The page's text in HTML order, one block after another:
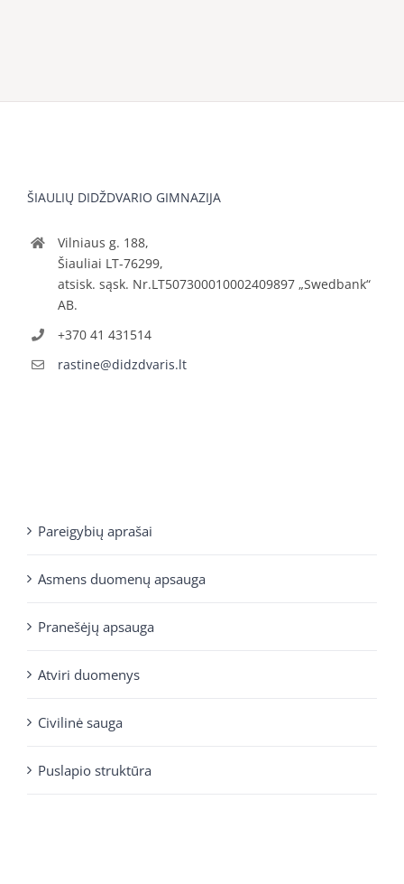
ŠIAULIŲ DIDŽDVARIO GIMNAZIJA
Vilniaus g. 188,
Šiauliai LT-76299,
atsisk. sąsk. Nr.LT507300010002409897 „Swedbank“
AB.
+370 41 431514
rastine@didzdvaris.lt
Pareigybių aprašai
Asmens duomenų apsauga
Pranešėjų apsauga
Atviri duomenys
Civilinė sauga
Puslapio struktūra